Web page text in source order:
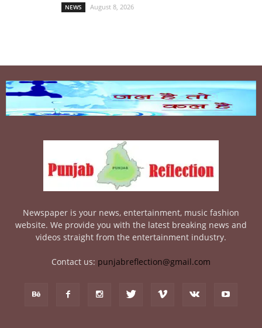
NEWS August 8, 2026
Newspaper is your news, entertainment, music fashion
website. We provide you with the latest breaking news and
videos straight from the entertainment industry.
Contact us: punjabreflection@gmail.com